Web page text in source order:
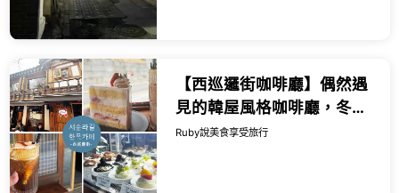
【西巡邏街咖啡廳】偶然遇
見的韓屋風格咖啡廳，冬天
戶外還有電毯超貼心 ，享受
Ruby說美食享受旅行